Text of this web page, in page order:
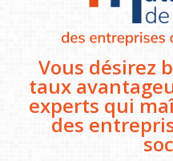
Vous désirez
taux
experts qui
des